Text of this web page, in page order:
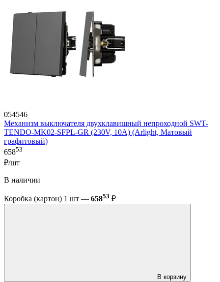
054546
Механизм выключателя двухклавишный непроходной SWT-
TENDO-MK02-SFPL-GR (230V, 10A) (Arlight, Матовый
графитовый)
65853
₽/шт
В наличии
Коробка (картон) 1 шт — 65853 ₽
В корзину